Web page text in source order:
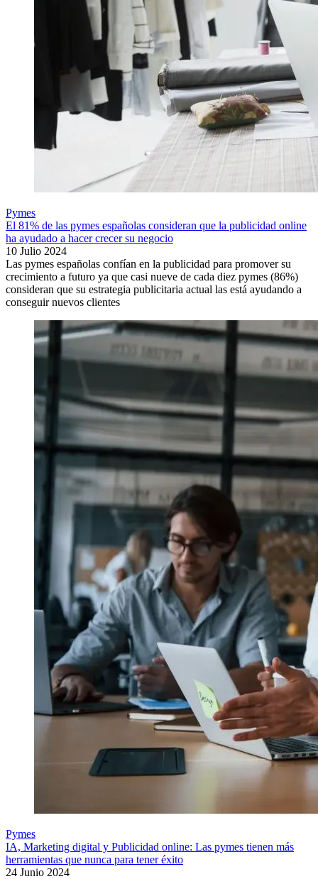
Pymes
El 81% de las pymes españolas consideran que la publicidad online
ha ayudado a hacer crecer su negocio
10 Julio 2024
Las pymes españolas confían en la publicidad para promover su
crecimiento a futuro ya que casi nueve de cada diez pymes (86%)
consideran que su estrategia publicitaria actual las está ayudando a
conseguir nuevos clientes
Pymes
IA, Marketing digital y Publicidad online: Las pymes tienen más
herramientas que nunca para tener éxito
24 Junio 2024